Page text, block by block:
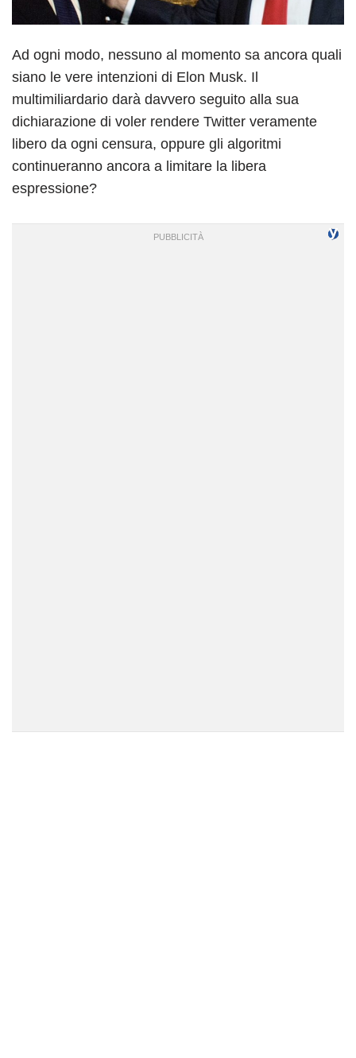
Ad ogni modo, nessuno al momento sa ancora quali
siano le vere intenzioni di Elon Musk. Il
multimiliardario darà davvero seguito alla sua
dichiarazione di voler rendere Twitter veramente
libero da ogni censura, oppure gli algoritmi
continueranno ancora a limitare la libera
espressione?